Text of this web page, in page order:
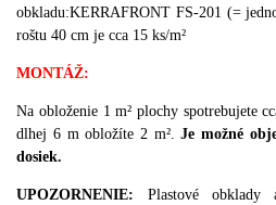
obkladu:KERRAFRONT FS-201 (=
roštu 40 cm je cca 15 ks/m²
MONTÁŽ:
Na obloženie 1 m² plochy spotrebujete
dlhej 6 m obložíte 2 m².Je možné
dosiek.
UPOZORNENIE: Plastové